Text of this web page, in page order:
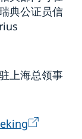
典公证员信
上海总领事